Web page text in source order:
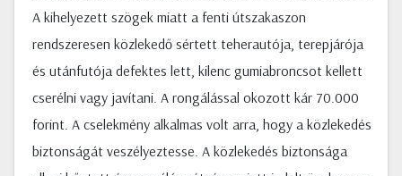
A kihelyezett szögek miatt a fenti útszakaszon
rendszeresen közlekedő sértett teherautója, terepjárója
és utánfutója defektes lett, kilenc gumiabroncsot kellett
cserélni vagy javítani. A rongálással okozott kár 70.000
forint. A cselekmény alkalmas volt arra, hogy a közlekedés
biztonságát veszélyeztesse. A közlekedés biztonsága